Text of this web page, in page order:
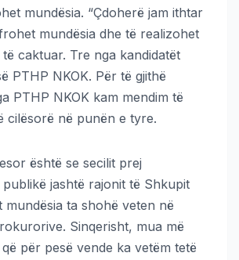
mundësia. “Çdoherë jam ithtar
mundësia dhe të realizohet
caktuar. Tre nga kandidatët
PTHP NKOK. Për të gjithë
PTHP NKOK kam mendim të
cilësorë në punën e tyre.
është se secilit prej
jashtë rajonit të Shkupit
mundësia ta shohë veten në
Sinqerisht, mua më
për pesë vende ka vetëm tetë